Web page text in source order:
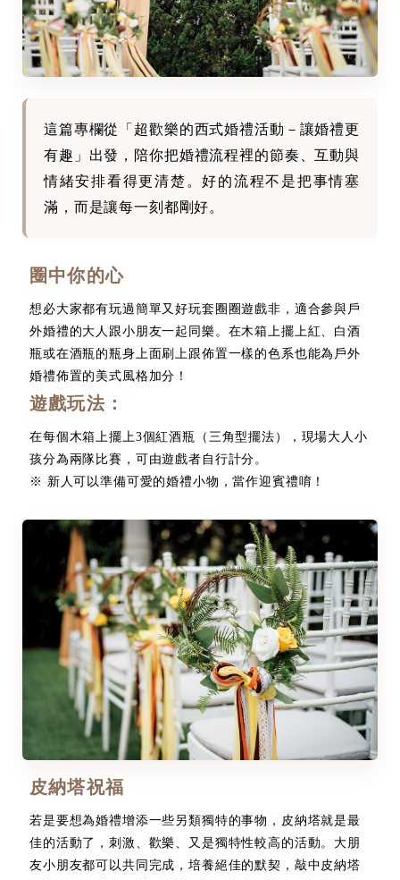
這篇專欄從「超歡樂的西式婚禮活動－讓婚禮更
有趣」出發，陪你把婚禮流程裡的節奏、互動與
情緒安排看得更清楚。好的流程不是把事情塞
滿，而是讓每一刻都剛好。
圈中你的心
想必大家都有玩過簡單又好玩套圈圈遊戲非，適合參與戶
外婚禮的大人跟小朋友一起同樂。在木箱上擺上紅、白酒
瓶或在酒瓶的瓶身上面刷上跟佈置一樣的色系也能為戶外
婚禮佈置的美式風格加分！
遊戲玩法：
在每個木箱上擺上3個紅酒瓶（三角型擺法），現場大人小
孩分為兩隊比賽，可由遊戲者自行計分。
※ 新人可以準備可愛的婚禮小物，當作迎賓禮唷！
皮納塔祝福
若是要想為婚禮增添一些另類獨特的事物，皮納塔就是最
佳的活動了，刺激、歡樂、又是獨特性較高的活動。大朋
友小朋友都可以共同完成，培養絕佳的默契，敲中皮納塔